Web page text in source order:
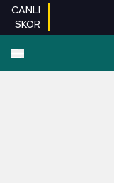
CANLI
SKOR